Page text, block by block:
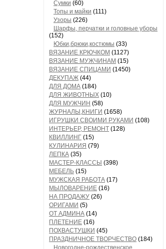
Сумки (60)
Топы и майки (111)
Узоры (226)
Шарфы, перчатки и головные уборы
(152)
Юбки,брюки,костюмы (33)
ВЯЗАНИЕ КРЮЧКОМ (1127)
ВЯЗАНИЕ МУЖЧИНАМ (15)
ВЯЗАНИЕ СПИЦАМИ (1450)
ДЕКУПАЖ (44)
ДЛЯ ДОМА (184)
ДЛЯ ЖИВОТНЫХ (10)
ДЛЯ МУЖЧИН (58)
ЖУРНАЛЫ,КНИГИ (1658)
ИГРУШКИ СВОИМИ РУКАМИ (108)
ИНТЕРЬЕР, РЕМОНТ (128)
КВИЛЛИНГ (15)
КУЛИНАРИЯ (79)
ЛЕПКА (35)
МАСТЕР-КЛАССЫ (398)
МЕБЕЛЬ (15)
МУЖСКАЯ РАБОТА (17)
МЫЛОВАРЕНИЕ (16)
НА ПРОДАЖУ (26)
ОРИГАМИ (5)
ОТ АДМИНА (14)
ПЛЕТЕНИЕ (16)
ПОХВАСТУШКИ (45)
ПРАЗДНИЧНОЕ ТВОРЧЕСТВО (184)
Новогодне-рождественское